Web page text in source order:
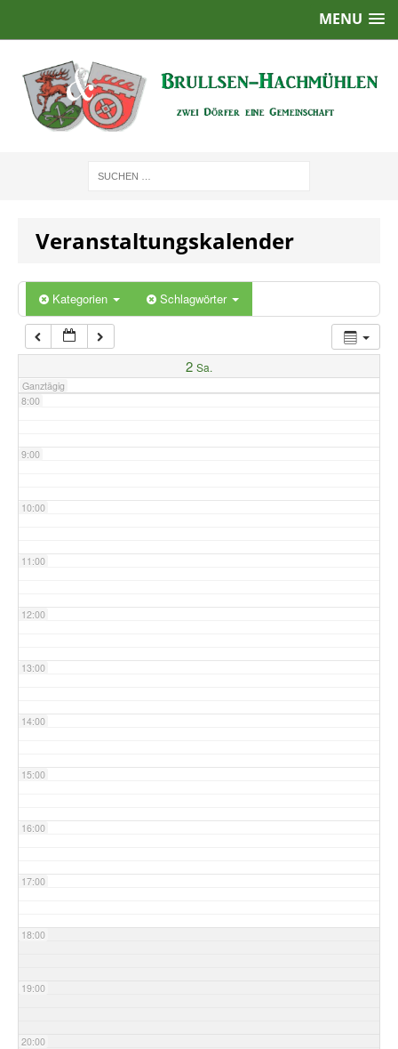
MENU
Veranstaltungskalender
Kategorien Schlagwörter
2 Sa.
Ganztägig
2:00
5:00
7:00
8:00
9:00
10:00
11:00
12:00
13:00
14:00
15:00
16:00
17:00
18:00
19:00
20:00